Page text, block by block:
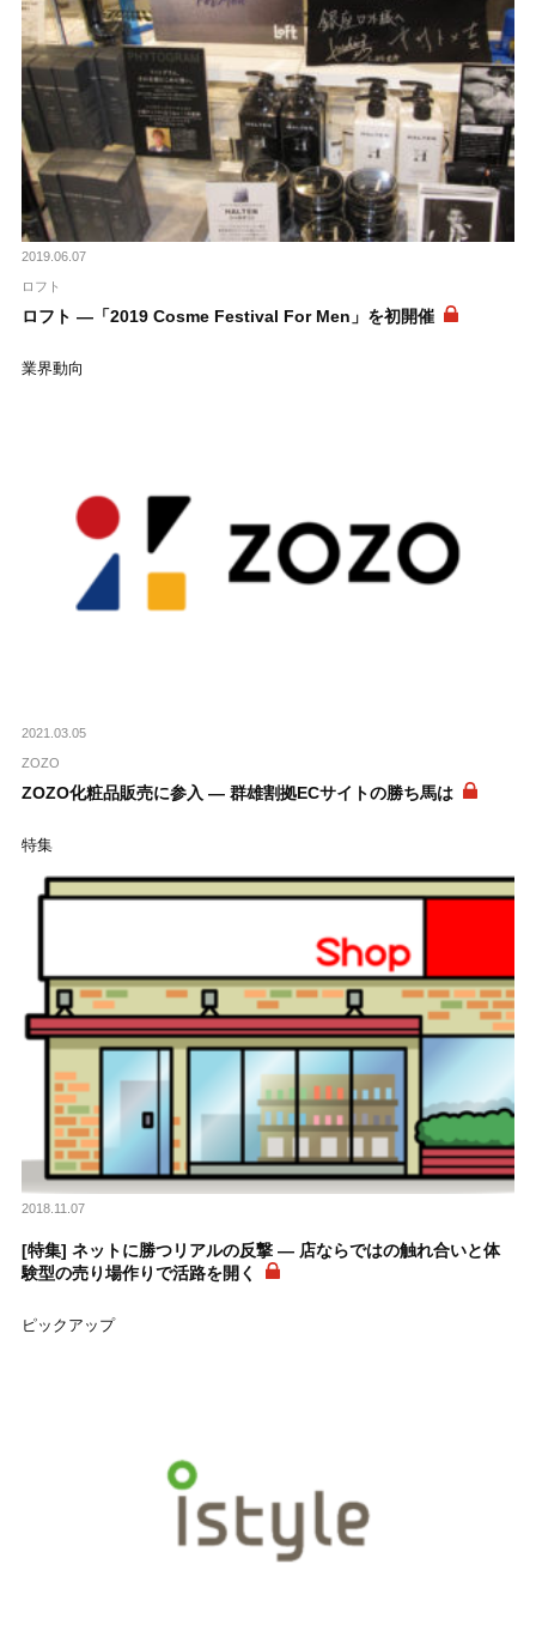
2019.06.07
ロフト
ロフト ―「2019 Cosme Festival For Men」を初開催
業界動向
2021.03.05
ZOZO
ZOZO化粧品販売に参入 ― 群雄割拠ECサイトの勝ち馬は
特集
2018.11.07
[特集] ネットに勝つリアルの反撃 ― 店ならではの触れ合いと体
験型の売り場作りで活路を開く
ピックアップ